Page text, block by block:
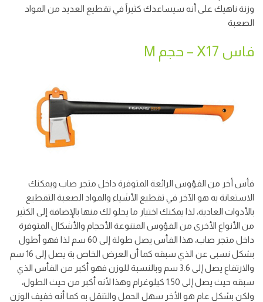
وزنة ناهيك على أنه سيساعدك كثيراً في تقطيع العديد من المواد
الصعبة
فاس X17 – حجم M
فأس أخر من الفؤوس الرائعة المتوفرة داخل متجر صاب ويمكنك
الاستعانة به هو الآخر في تقطيع الأشياء والمواد الصعبة التقطيع
بالأدوات العادية، لذا يمكنك اختيار ما يحلو لك منها بالإضافة إلى الكثير
من الأنواع الأخرى من الفؤوس المتنوعة الأحجام والأشكال المتوفرة
داخل متجر صاب، هذا الفأس يصل طولة إلى 60 سم لذا فهو أطول
بشكل نسبى عن الذي سبقه كما أن العرض الخاص بة يصل إلى 16 سم
والارتفاع يصل إلى 3.6 سم وبالنسبة للوزن فهو أكبر من الفأس الذي
سبقه حيث يصل إلى 1.50 كيلوغرام وهذا لأنه أكبر من حيث الطول،
ولكن بشكل عام هو الأخر سهل الحمل والتنقل به كما أنه خفيف الوزن